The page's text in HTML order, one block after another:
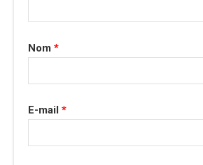
Nom *
E-mail *